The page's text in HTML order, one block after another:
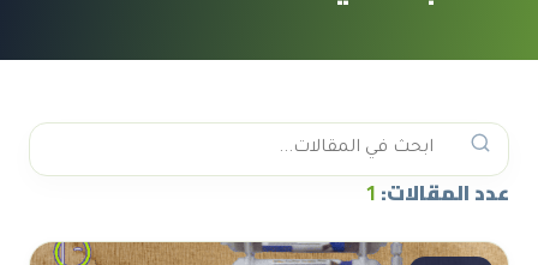
عدد المقالات:1